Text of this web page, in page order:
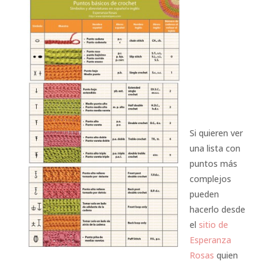
Si quieren ver
una lista con
puntos más
complejos
pueden
hacerlo desde
el sitio de
Esperanza
Rosas quien